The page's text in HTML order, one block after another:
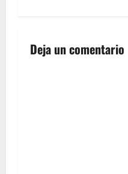
a
Deja un comentario